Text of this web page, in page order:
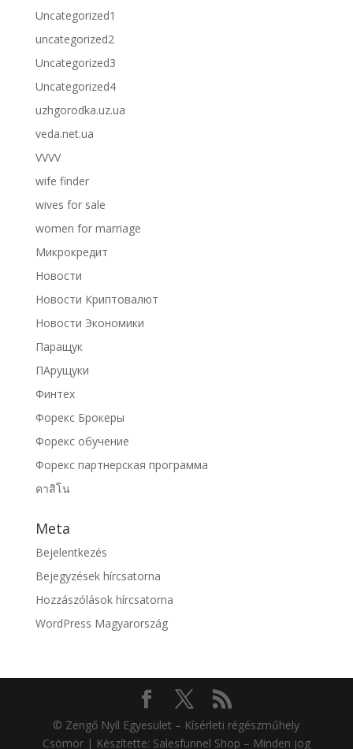
Uncategorized1
uncategorized2
Uncategorized3
Uncategorized4
uzhgorodka.uz.ua
veda.net.ua
VVVV
wife finder
wives for sale
women for marriage
Микрокредит
Новости
Новости Криптовалют
Новости Экономики
Паращук
ПАрущуки
Финтех
Форекс Брокеры
Форекс обучение
Форекс партнерская программа
คาสิโน
Meta
Bejelentkezés
Bejegyzések hírcsatorna
Hozzászólások hírcsatorna
WordPress Magyarország
© Zengő Nyíl Egyesület – Kísérleti régészműhely
Csömör | Készítette: Salesfunnel Shop – Minden jog